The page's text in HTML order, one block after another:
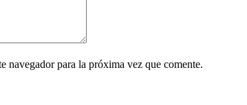
navegador para la próxima vez que comente.